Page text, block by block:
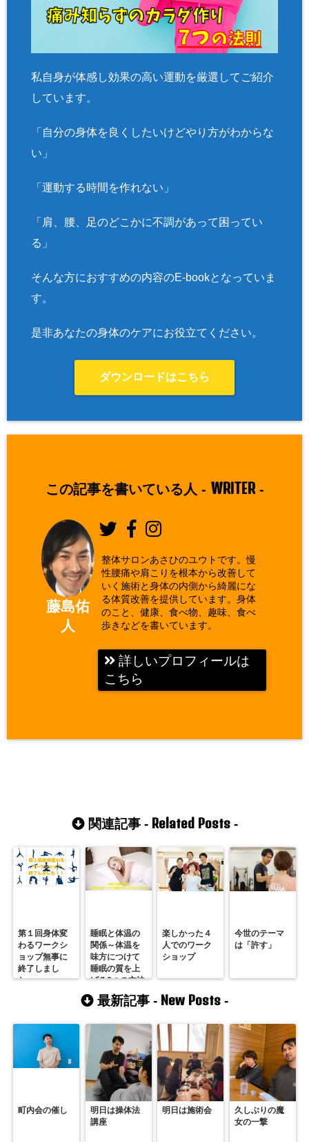
私自身が体感し効果の高い運動を厳選してご紹介
しています。
「自分の身体を良くしたいけどやり方がわからな
い」
「運動する時間を作れない」
「肩、腰、足のどこかに不調があって困ってい
る」
そんな方におすすめの内容のE-bookとなっていま
す。
是非あなたの身体のケアにお役立てください。
ダウンロードはこちら
この記事を書いている人 - WRITER-
藤島佑
人
整体サロンあさひのユウトです。慢
性腰痛や肩こりを根本から改善して
いく施術と身体の内側から綺麗にな
る体質改善を提供しています。身体
のこと、健康、食べ物、趣味、食べ
歩きなどを書いています。
詳しいプロフィールは
こちら
関連記事 - Related Posts-
第１回身体変
わるワークシ
ョップ無事に
終了しまし
た。
睡眠と体温の
関係～体温を
味方につけて
睡眠の質を上
げる6つの方法
楽しかった４
人でのワーク
ショップ
今世のテーマ
は「許す」
最新記事 - New Posts -
町内会の催し
明日は操体法
講座
明日は施術会
久しぶりの魔
女の一撃